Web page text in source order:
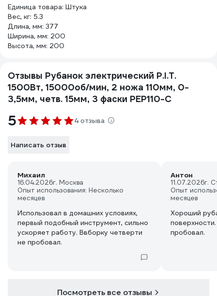
Единица товара: Штука
Вес, кг: 5.3
Длина, мм: 377
Ширина, мм: 200
Высота, мм: 200
Отзывы Рубанок электрический P.I.T.
1500Вт, 15000об/мин, 2 ножа 110мм, 0-
3,5мм, четв. 15мм, 3 фаски PEP110-C
5 4 отзыва
Написать отзыв
Михаил
16.04.2026г. Москва
Опыт использования: Несколько
месяцев
Использовал в домашних условиях,
первый подобный инструмент, сильно
ускоряет работу. Ввборку четверти
не пробовал.
Антон
11.07.2026г.
Опыт
месяцев
Хороший
пробовал.
Посмотреть все отзывы